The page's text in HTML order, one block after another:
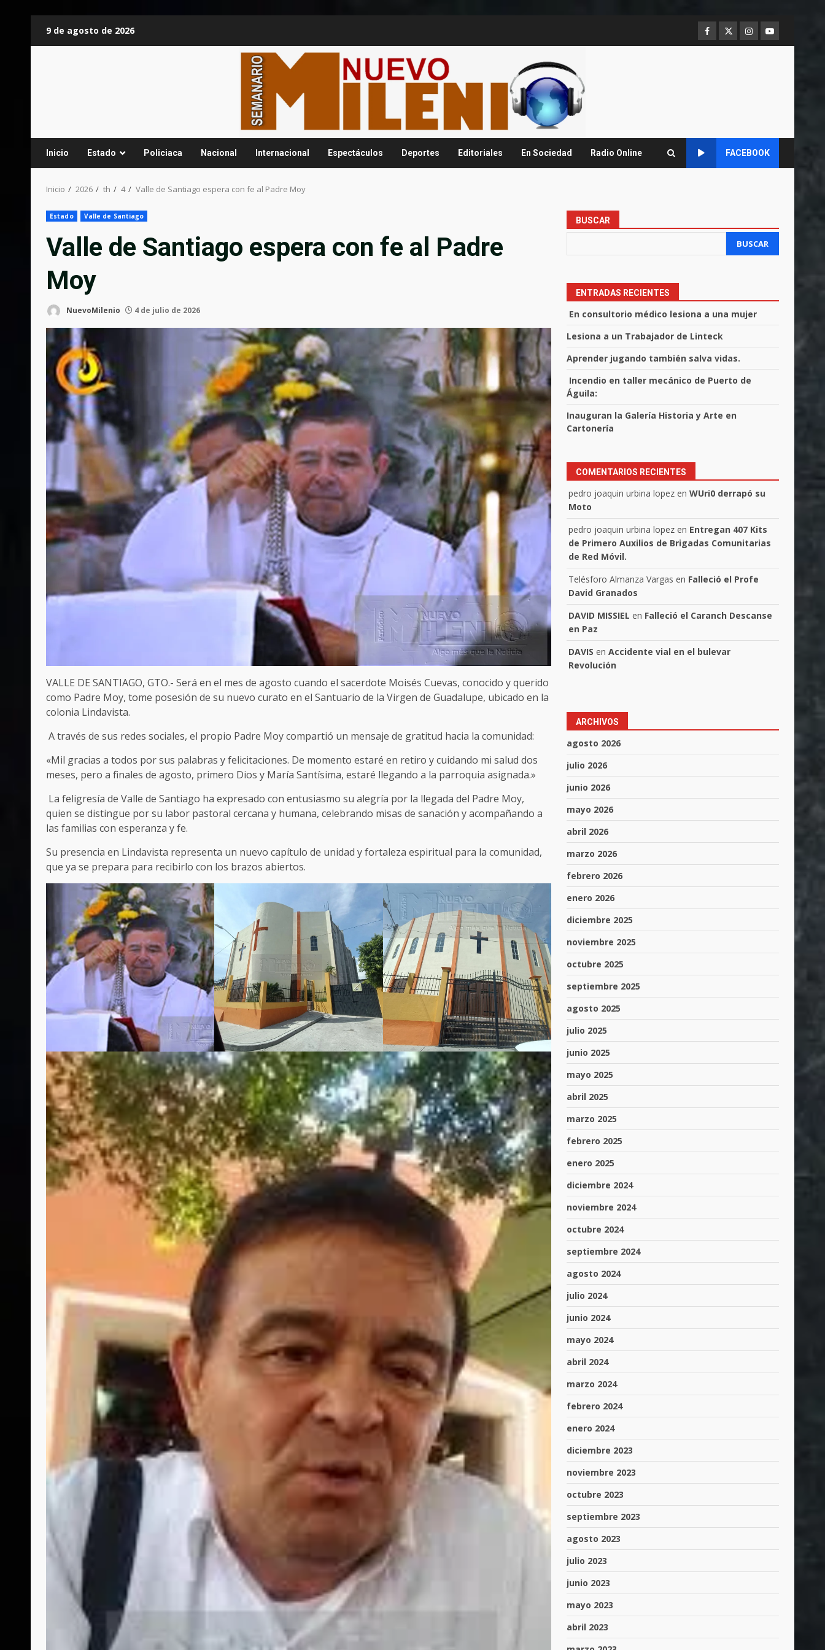
9 de agosto de 2026 Facebook
TwitterInstagram
Youtube
Inicio Estado Policiaca Nacional Internacional Espectáculos Deportes Editoriales En Sociedad Radio Online FACEBOOK
Inicio 2026 th 4 Valle de Santiago espera con fe al Padre Moy
Estado Valle de Santiago
Valle de Santiago espera con fe al Padre
Moy
NuevoMilenio 4 de julio de 2026
VALLE DE SANTIAGO, GTO.- Será en el mes de agosto cuando el sacerdote Moisés Cuevas, conocido y querido
como Padre Moy, tome posesión de su nuevo curato en el Santuario de la Virgen de Guadalupe, ubicado en la
colonia Lindavista.
A través de sus redes sociales, el propio Padre Moy compartió un mensaje de gratitud hacia la comunidad:
«Mil gracias a todos por sus palabras y felicitaciones. De momento estaré en retiro y cuidando mi salud dos
meses, pero a finales de agosto, primero Dios y María Santísima, estaré llegando a la parroquia asignada.»
La feligresía de Valle de Santiago ha expresado con entusiasmo su alegría por la llegada del Padre Moy,
quien se distingue por su labor pastoral cercana y humana, celebrando misas de sanación y acompañando a
las familias con esperanza y fe.
Su presencia en Lindavista representa un nuevo capítulo de unidad y fortaleza espiritual para la comunidad,
que ya se prepara para recibirlo con los brazos abiertos.
BUSCAR
BUSCAR
ENTRADAS RECIENTES
En consultorio médico lesiona a una mujer
Lesiona a un Trabajador de Linteck
Aprender jugando también salva vidas.
Incendio en taller mecánico de Puerto de
Águila:
Inauguran la Galería Historia y Arte en
Cartonería
COMENTARIOS RECIENTES
pedro joaquin urbina lopez enWUri0 derrapó su
Moto
pedro joaquin urbina lopez en Entregan 407 Kits
de Primero Auxilios de Brigadas Comunitarias
de Red Móvil.
Telésforo Almanza Vargas en Falleció el Profe
David Granados
DAVID MISSIEL en Falleció el Caranch Descanse
en Paz
DAVIS enAccidente vial en el bulevar
Revolución
ARCHIVOS
agosto 2026
julio 2026
junio 2026
mayo 2026
abril 2026
marzo 2026
febrero 2026
enero 2026
diciembre 2025
noviembre 2025
octubre 2025
septiembre 2025
agosto 2025
julio 2025
junio 2025
mayo 2025
abril 2025
marzo 2025
febrero 2025
enero 2025
diciembre 2024
noviembre 2024
octubre 2024
septiembre 2024
agosto 2024
julio 2024
junio 2024
mayo 2024
abril 2024
marzo 2024
febrero 2024
enero 2024
diciembre 2023
noviembre 2023
octubre 2023
septiembre 2023
agosto 2023
julio 2023
junio 2023
mayo 2023
abril 2023